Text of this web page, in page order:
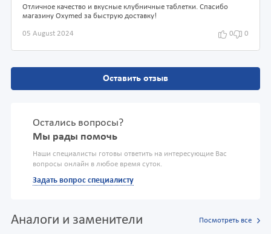
Отличное качество и вкусные клубничные таблетки. Спасибо
магазину Oxymed за быструю доставку!
05 August 2024 0 0
Оставить отзыв
Остались вопросы?
Мы рады помочь
Наши специалисты готовы ответить на интересующие Вас
вопросы онлайн в любое время суток.
Задать вопрос специалисту
Аналоги и заменители Посмотреть все